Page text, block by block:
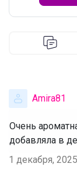
Amira81
Очень
добавляла в
1 декабря,